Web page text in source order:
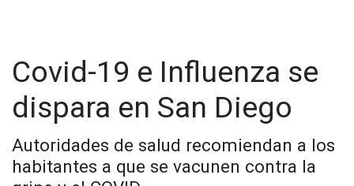
Covid-19 e Influenza se
dispara en San Diego
Autoridades de salud recomiendan a los
habitantes a que se vacunen contra la